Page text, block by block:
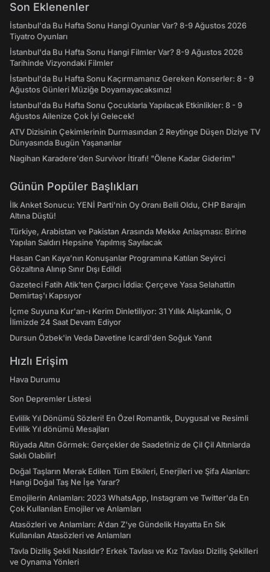
Son Eklenenler
İstanbul'da Bu Hafta Sonu Hangi Oyunlar Var? 8-9 Ağustos 2026
Tiyatro Oyunları
İstanbul'da Bu Hafta Sonu Hangi Filmler Var? 8-9 Ağustos 2026
Tarihinde Vizyondaki Filmler
İstanbul'da Bu Hafta Sonu Kaçırmamanız Gereken Konserler: 8 - 9
Ağustos Günleri Müziğe Doyamayacaksınız!
İstanbul'da Bu Hafta Sonu Çocuklarla Yapılacak Etkinlikler: 8 - 9
Ağustos Ailenize Çok İyi Gelecek!
ATV Dizisinin Çekimlerinin Durmasından 2 Reytinge Düşen Diziye TV
Dünyasında Bugün Yaşananlar
Nagihan Karadere'den Survivor İtirafı! "Ölene Kadar Giderim"
Günün Popüler Başlıkları
İlk Anket Sonucu: YENİ Parti'nin Oy Oranı Belli Oldu, CHP Barajın
Altına Düştü!
Türkiye, Arabistan ve Pakistan Arasında Mekke Anlaşması: Birine
Yapılan Saldırı Hepsine Yapılmış Sayılacak
Hasan Can Kaya’nın Konuşanlar Programına Katılan Seyirci
Gözaltına Alınıp Sınır Dışı Edildi
Gazeteci Fatih Atik'ten Çarpıcı İddia: Çerçeve Yasa Selahattin
Demirtaş'ı Kapsıyor
İçme Suyuna Kur'an-ı Kerim Dinletiliyor: 31 Yıllık Alışkanlık, O
İlimizde 24 Saat Devam Ediyor
Dursun Özbek'in Veda Davetine Icardi'den Soğuk Yanıt
Hızlı Erişim
Hava Durumu
Son Depremler Listesi
Evlilik Yıl Dönümü Sözleri! En Özel Romantik, Duygusal ve Resimli
Evlilik Yıl dönümü Mesajları
Rüyada Altın Görmek: Gerçekler de Saadetiniz de Çil Çil Altınlarda
Saklı Olabilir!
Doğal Taşların Merak Edilen Tüm Etkileri, Enerjileri ve Şifa Alanları:
Hangi Doğal Taş Ne İşe Yarar?
Emojilerin Anlamları: 2023 WhatsApp, Instagram ve Twitter'da En
Çok Kullanılan Emojiler ve Anlamları
Atasözleri ve Anlamları: A'dan Z'ye Gündelik Hayatta En Sık
Kullanılan Atasözleri ve Anlamları
Tavla Diziliş Şekli Nasıldır? Erkek Tavlası ve Kız Tavlası Diziliş Şekilleri
ve Oynama Yönleri